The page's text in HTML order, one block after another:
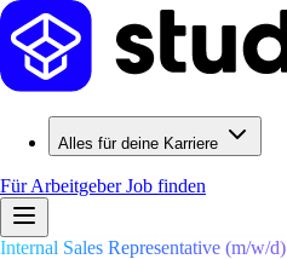
Alles für deine Karriere
Für ArbeitgeberJob finden
Internal Sales Representative (m/w/d)